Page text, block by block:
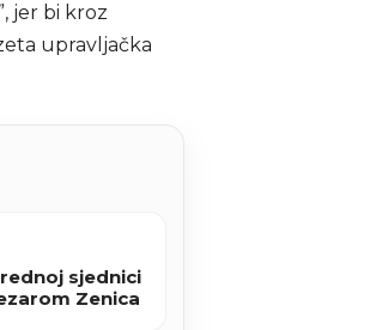
jer bi kroz
upravljačka
sjednici
Zenica